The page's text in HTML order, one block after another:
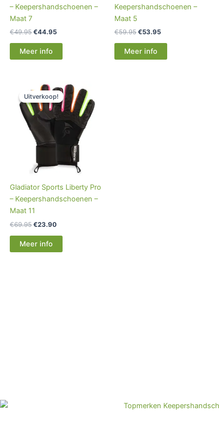
– Keepershandschoenen –
Maat 7
€49.95€44.95
Meer info
Keepershandschoenen –
Maat 5
€59.95€53.95
Meer info
Uitverkoop!
Uitverkoop!
Gladiator Sports Liberty Pro
– Keepershandschoenen –
Maat 11
€69.95
Oorspronkelijke
prijs
was:
€69.95.
€23.90
Huidige
prijs
is:
€23.90.
Meer info